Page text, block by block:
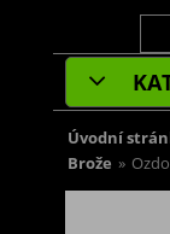
Úvodní
Brože »